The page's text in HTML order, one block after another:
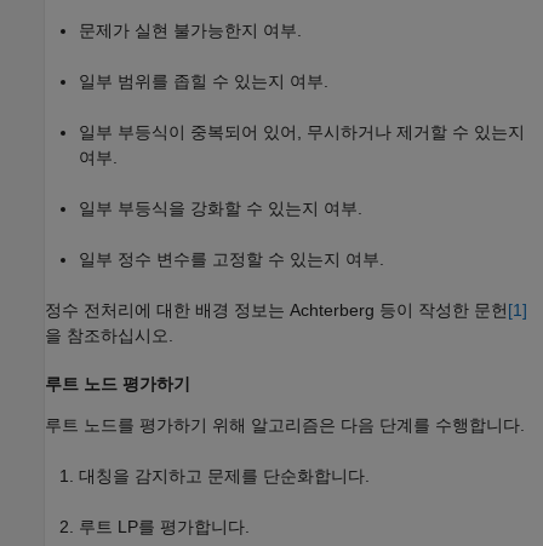
문제가 실현 불가능한지 여부.
일부 범위를 좁힐 수 있는지 여부.
일부 부등식이 중복되어 있어, 무시하거나 제거할 수 있는지
여부.
일부 부등식을 강화할 수 있는지 여부.
일부 정수 변수를 고정할 수 있는지 여부.
정수 전처리에 대한 배경 정보는 Achterberg 등이 작성한 문헌[1]
을 참조하십시오.
루트 노드 평가하기
루트 노드를 평가하기 위해 알고리즘은 다음 단계를 수행합니다.
대칭을 감지하고 문제를 단순화합니다.
루트 LP를 평가합니다.